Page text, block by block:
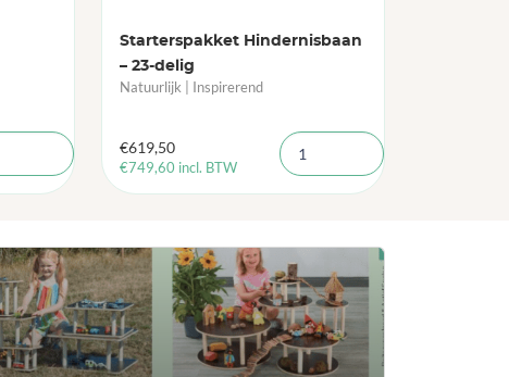
Starterspakket Hindernisbaan
– 23-delig
Natuurlijk | Inspirerend
€619,50
€749,60 incl. BTW